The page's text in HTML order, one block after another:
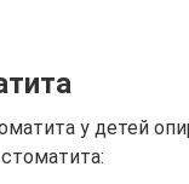
у детей